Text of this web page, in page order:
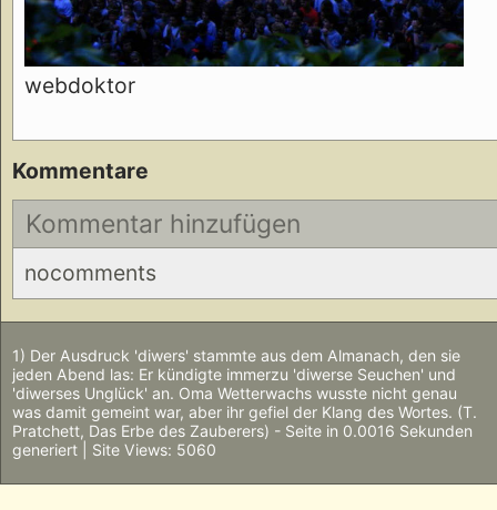
webdoktor
Kommentare
Kommentar hinzufügen
nocomments
1) Der Ausdruck 'diwers' stammte aus dem Almanach, den sie
jeden Abend las: Er kündigte immerzu 'diwerse Seuchen' und
'diwerses Unglück' an. Oma Wetterwachs wusste nicht genau
was damit gemeint war, aber ihr gefiel der Klang des Wortes. (T.
Pratchett, Das Erbe des Zauberers) - Seite in 0.0016 Sekunden
generiert | Site Views: 5060